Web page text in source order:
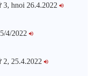
3, hnoi 26.4.2022
4/2022
2, 25.4.2022